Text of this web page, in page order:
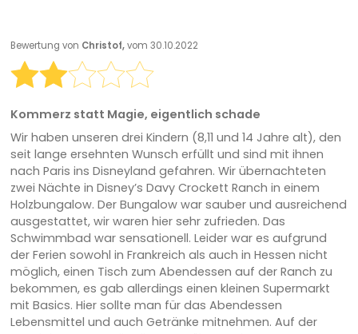
Bewertung von Christof,vom 30.10.2022
Kommerz statt Magie, eigentlich schade
Wir haben unseren drei Kindern (8,11 und 14 Jahre alt), den
seit lange ersehnten Wunsch erfüllt und sind mit ihnen
nach Paris ins Disneyland gefahren. Wir übernachteten
zwei Nächte in Disney’s Davy Crockett Ranch in einem
Holzbungalow. Der Bungalow war sauber und ausreichend
ausgestattet, wir waren hier sehr zufrieden. Das
Schwimmbad war sensationell. Leider war es aufgrund
der Ferien sowohl in Frankreich als auch in Hessen nicht
möglich, einen Tisch zum Abendessen auf der Ranch zu
bekommen, es gab allerdings einen kleinen Supermarkt
mit Basics. Hier sollte man für das Abendessen
Lebensmittel und auch Getränke mitnehmen. Auf der